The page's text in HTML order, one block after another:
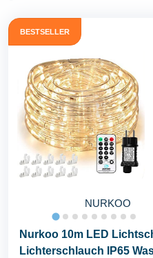
BESTSELLER
NURKOO
Nurkoo 10m LED
Lichterschlauch IP65